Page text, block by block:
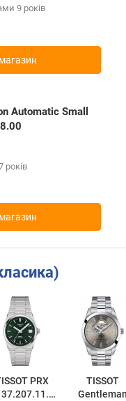
9 років
Automatic Small
років
PRX
TISSOT